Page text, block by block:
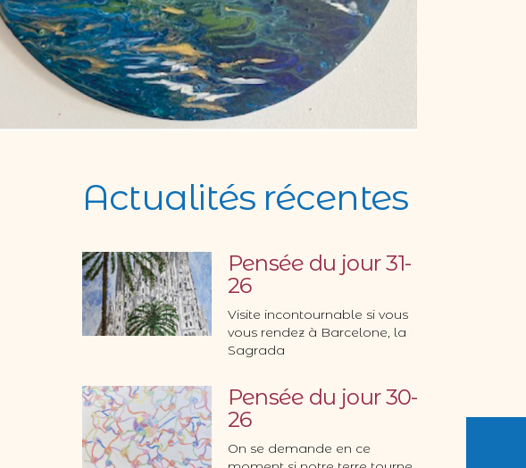
Actualités récentes
Pensée du jour 31-
26
Visite incontournable si vous
vous rendez à Barcelone, la
Sagrada
Pensée du jour 30-
26
On se demande en ce